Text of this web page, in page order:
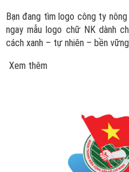
Bạn đang tìm logo công ty
ngay mẫu logo chữ NK dành
cách xanh – tự nhiên – bền
Xem thêm